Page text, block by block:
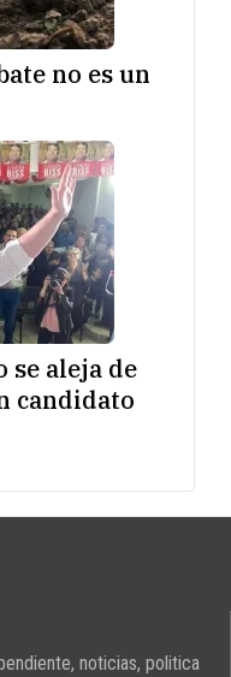
no es un
se aleja de
candidato
noticias, politica